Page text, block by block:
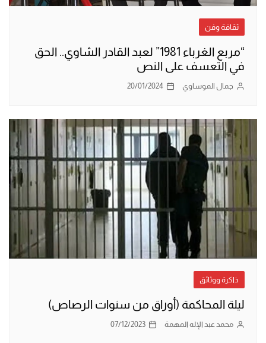
ثقافة وفن
“مربع الغرباء 1981” لعبد القادر الشاوي.. الحق
في التعسف على النص
جمال الموساوي 20/01/2024
ذاكرة ووثائق
ليلة المحاكمة (أوراق من سنوات الرصاص)
محمد عبد الإله المهمة 07/12/2023